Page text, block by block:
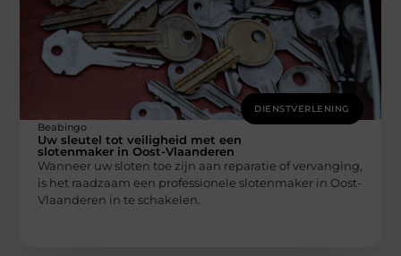
DIENSTVERLENING
Beabingo
Uw sleutel tot veiligheid met een
slotenmaker in Oost-Vlaanderen
Wanneer uw sloten toe zijn aan reparatie of vervanging,
is het raadzaam een professionele slotenmaker in Oost-
Vlaanderen in te schakelen.